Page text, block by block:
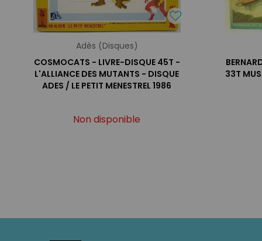
Adès (Disques)
COSMOCATS - LIVRE-DISQUE 45T -
L'ALLIANCE DES MUTANTS - DISQUE
ADES / LE PETIT MENESTREL 1986
Non disponible
33T